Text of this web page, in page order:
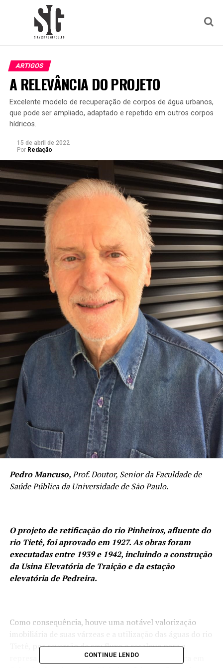
ARTIGOS
A RELEVÂNCIA DO PROJETO
Excelente modelo de recuperação de corpos de água urbanos,
que pode ser ampliado, adaptado e repetido em outros corpos
hídricos.
15 de abril de 2022
Por Redação
Pedro Mancuso,Prof. Doutor, Senior da Faculdade de
Saúde Pública da Universidade de São Paulo.
O projeto de retificação do rio Pinheiros, afluente do
rio Tietê, foi aprovado em 1927. As obras foram
executadas entre 1939 e 1942, incluindo a construção
da Usina Elevatória de Traição e da estação
elevatória de Pedreira.
Como consequência, houve uma notável valorização
imobiliária de suas várzeas e a utilização das águas do rio
Tietê, por reversão de seu fluxo e recalque para a
represa Billings, para a geração de energia elétrica em
CONTINUE LENDO